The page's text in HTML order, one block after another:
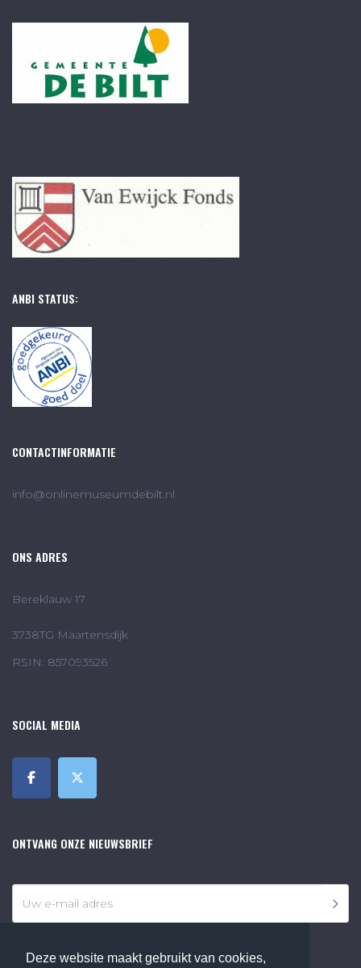
Deze website maakt gebruikt van cookies,
ANBI STATUS:
CONTACTINFORMATIE
info@onlinemuseumdebilt.nl
ONS ADRES
Bereklauw 17
3738TG Maartensdijk
RSIN: 857093526
SOCIAL MEDIA
ONTVANG ONZE NIEUWSBRIEF